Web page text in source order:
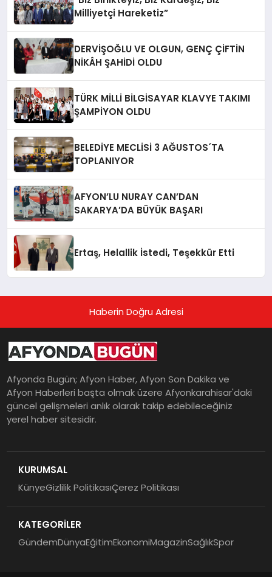
Milliyetçi Hareketiz”
DERVİŞOĞLU VE OLGUN, GENÇ ÇİFTİN
NİKÂH ŞAHİDİ OLDU
TÜRK MİLLİ BİLGİSAYAR KLAVYE TAKIMI
ŞAMPİYON OLDU
BELEDİYE MECLİSİ 3 AĞUSTOS´TA
TOPLANIYOR
AFYON’LU NURAY CAN’DAN
SAKARYA’DA BÜYÜK BAŞARI
Ertaş, Helallik İstedi, Teşekkür Etti
Haberin Doğru Adresi
Afyonda Bugün; Afyon Haber, Afyon Son Dakika ve
Afyon Haberleri başta olmak üzere Afyonkarahisar'daki
güncel gelişmeleri anlık olarak takip edebileceğiniz
yerel haber sitesidir.
KURUMSAL
KünyeGizlilik PolitikasıÇerez Politikası
KATEGORİLER
GündemDünyaEğitimEkonomiMagazinSağlıkSpor